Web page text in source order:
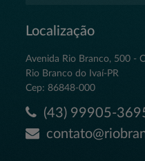
Localização
Avenida Rio Branco, 500 -
Rio Branco do Ivaí-PR
Cep: 86848-000
(43) 99905-